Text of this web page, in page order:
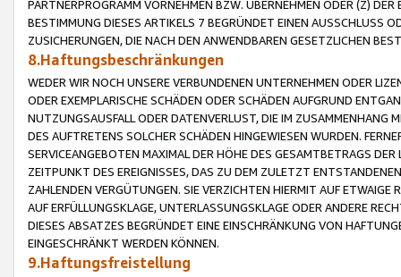
PARTNERPROGRAMM VORNEHMEN BZW. ÜBERNEHMEN ODER (Z)
BESTIMMUNG DIESES ARTIKELS 7 BEGRÜNDET EINEN AUSSCHLUSS
ZUSICHERUNGEN, DIE NACH DEN ANWENDBAREN GESETZLICHEN
8.Haftungsbeschränkungen
WEDER WIR NOCH UNSERE VERBUNDENEN UNTERNEHMEN ODER
ODER EXEMPLARISCHE SCHÄDEN ODER SCHÄDEN AUFGRUND
NUTZUNGSAUSFALL ODER DATENVERLUST, DIE IM ZUSAMMENHANG
DES AUFTRETENS SOLCHER SCHÄDEN HINGEWIESEN WURDEN.
SERVICEANGEBOTEN MAXIMAL DER HÖHE DES GESAMTBETRAGS
ZEITPUNKT DES EREIGNISSES, DAS ZU DEM ZULETZT
ZAHLENDEN VERGÜTUNGEN. SIE VERZICHTEN HIERMIT AUF
AUF ERFÜLLUNGSKLAGE, UNTERLASSUNGSKLAGE ODER ANDERE
DIESES ABSATZES BEGRÜNDET EINE EINSCHRÄNKUNG VON
EINGESCHRÄNKT WERDEN KÖNNEN.
9.Haftungsfreistellung